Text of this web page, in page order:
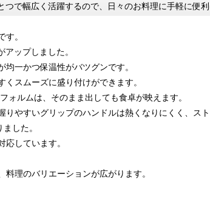
で幅広く活躍するので、日々のお料理に手軽に便利
。
ップしました。
一かつ保温性がバツグンです。
スムーズに盛り付けができます。
ォルムは、そのまま出しても食卓が映えます。
やすいグリップのハンドルは熱くなりにくく、ス
した。
しています。
理のバリエーションが広がります。